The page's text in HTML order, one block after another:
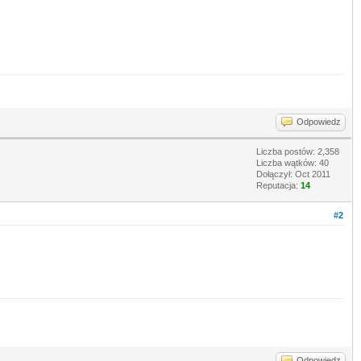
Odpowiedz
Liczba postów: 2,358
Liczba wątków: 40
Dołączył: Oct 2011
Reputacja: 14
#2